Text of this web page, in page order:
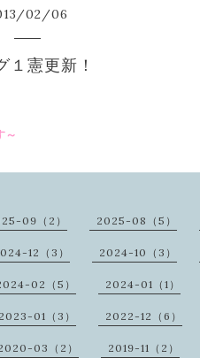
/02/06
１憲更新！
～
09（2） 2025-08（5）
12（3） 2024-10（3）
02（5） 2024-01（1）
2023-01（3） 2022-12（6）
03（2） 2019-11（2）